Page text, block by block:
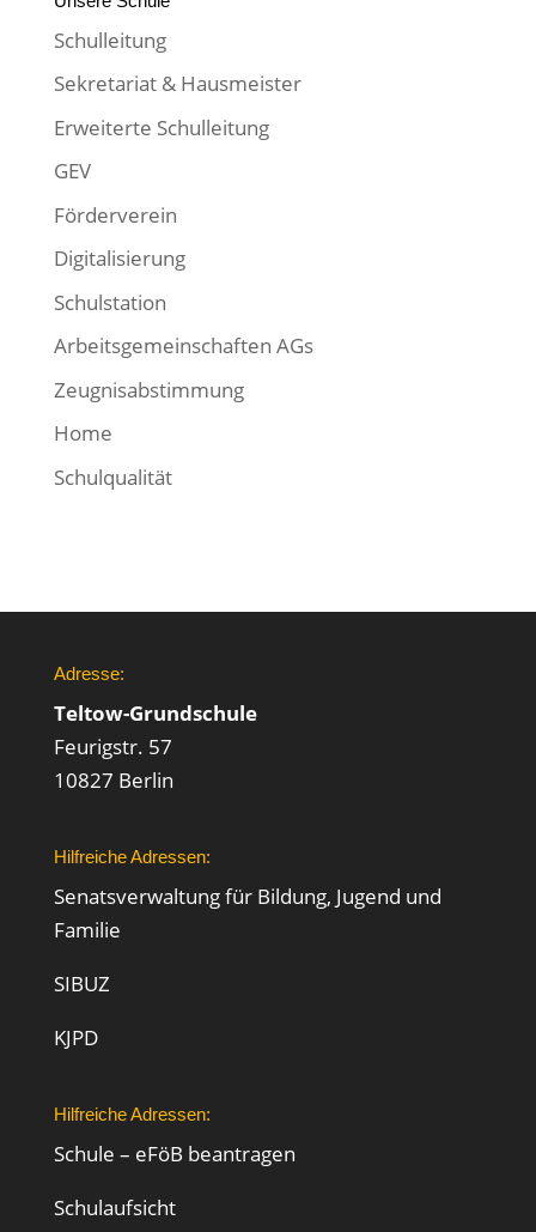
Schulleitung
Sekretariat & Hausmeister
Erweiterte Schulleitung
GEV
Förderverein
Digitalisierung
Schulstation
Arbeitsgemeinschaften AGs
Zeugnisabstimmung
Home
Schulqualität
Adresse:
Teltow-Grundschule
Feurigstr. 57
10827 Berlin
Hilfreiche Adressen:
Senatsverwaltung für Bildung, Jugend und
Familie
SIBUZ
KJPD
Hilfreiche Adressen:
Schule – eFöB beantragen
Schulaufsicht